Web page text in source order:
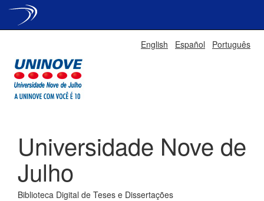
English Español Português
Universidade Nove de
Julho
Biblioteca Digital de Teses e Dissertações